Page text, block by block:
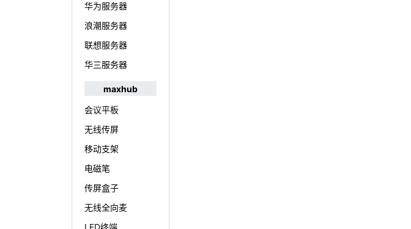
华为服务器
浪潮服务器
联想服务器
华三服务器
maxhub
会议平板
无线传屏
移动支架
电磁笔
传屏盒子
无线全向麦
LED终端